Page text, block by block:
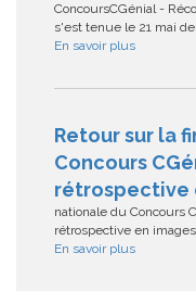
ConcoursCGénial -
s'est tenue le 21 mai
En savoir plus
Retour sur la
Concours
rétrospective
nationale du Concours
rétrospective en
En savoir plus